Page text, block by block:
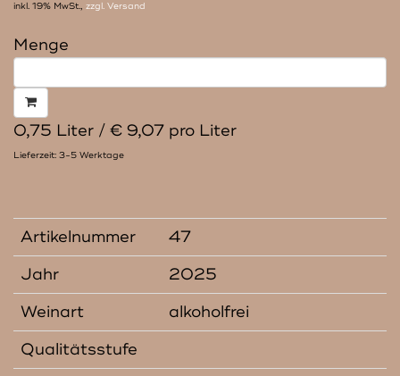
inkl. 19% MwSt., zzgl. Versand
Menge
0,75 Liter / € 9,07 pro Liter
Lieferzeit: 3-5 Werktage
Artikelnummer
47
Jahr
2025
Weinart
alkoholfrei
Qualitätsstufe